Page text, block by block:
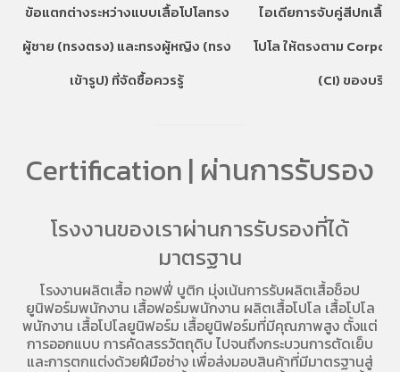
ข้อแตกต่างระหว่างแบบเสื้อโปโลทรง
ผู้ชาย (ทรงตรง) และทรงผู้หญิง (ทรง
เข้ารูป) ที่จัดซื้อควรรู้
ไอเดียการจับคู่สีปกเสื้อ
โปโล ให้ตรงตาม
(CI) ของบริษัท
Certification | ผ่านการรับรอง
โรงงานของเราผ่านการรับรองที่ได้
มาตรฐาน
โรงงานผลิตเสื้อ ทอฟฟี่ บูติก มุ่งเน้นการรับผลิตเสื้อช็อป
ยูนิฟอร์มพนักงาน เสื้อฟอร์มพนักงาน ผลิตเสื้อโปโล เสื้อโปโล
พนักงาน เสื้อโปโลยูนิฟอร์ม เสื้อยูนิฟอร์มที่มีคุณภาพสูง ตั้งแต่
การออกแบบ การคัดสรรวัตถุดิบ ไปจนถึงกระบวนการตัดเย็บ
และการตกแต่งด้วยฝีมือช่าง เพื่อส่งมอบสินค้าที่มีมาตรฐานสู่